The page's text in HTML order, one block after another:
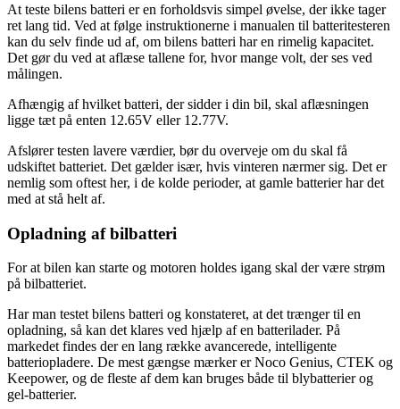
At teste bilens batteri er en forholdsvis simpel øvelse, der ikke tager
ret lang tid. Ved at følge instruktionerne i manualen til batteritesteren
kan du selv finde ud af, om bilens batteri har en rimelig kapacitet.
Det gør du ved at aflæse tallene for, hvor mange volt, der ses ved
målingen.
Afhængig af hvilket batteri, der sidder i din bil, skal aflæsningen
ligge tæt på enten 12.65V eller 12.77V.
Afslører testen lavere værdier, bør du overveje om du skal få
udskiftet batteriet. Det gælder især, hvis vinteren nærmer sig. Det er
nemlig som oftest her, i de kolde perioder, at gamle batterier har det
med at stå helt af.
Opladning af bilbatteri
For at bilen kan starte og motoren holdes igang skal der være strøm
på bilbatteriet.
Har man testet bilens batteri og konstateret, at det trænger til en
opladning, så kan det klares ved hjælp af en batterilader. På
markedet findes der en lang række avancerede, intelligente
batteriopladere. De mest gængse mærker er Noco Genius, CTEK og
Keepower, og de fleste af dem kan bruges både til blybatterier og
gel-batterier.